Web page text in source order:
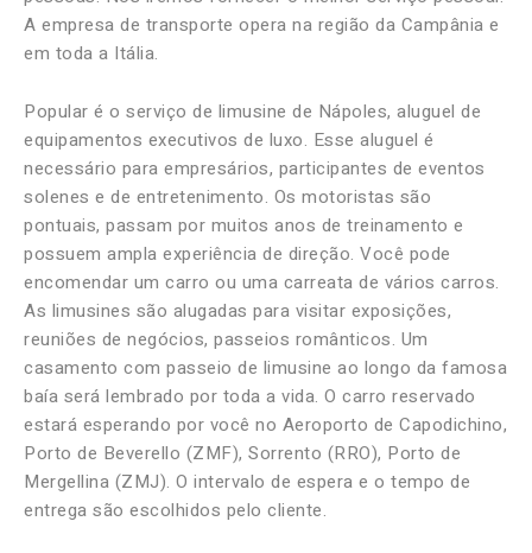
A empresa de transporte opera na região da Campânia e
em toda a Itália.
Popular é o serviço de limusine de Nápoles, aluguel de
equipamentos executivos de luxo. Esse aluguel é
necessário para empresários, participantes de eventos
solenes e de entretenimento. Os motoristas são
pontuais, passam por muitos anos de treinamento e
possuem ampla experiência de direção. Você pode
encomendar um carro ou uma carreata de vários carros.
As limusines são alugadas para visitar exposições,
reuniões de negócios, passeios românticos. Um
casamento com passeio de limusine ao longo da famosa
baía será lembrado por toda a vida. O carro reservado
estará esperando por você no Aeroporto de Capodichino,
Porto de Beverello (ZMF), Sorrento (RRO), Porto de
Mergellina (ZMJ). O intervalo de espera e o tempo de
entrega são escolhidos pelo cliente.